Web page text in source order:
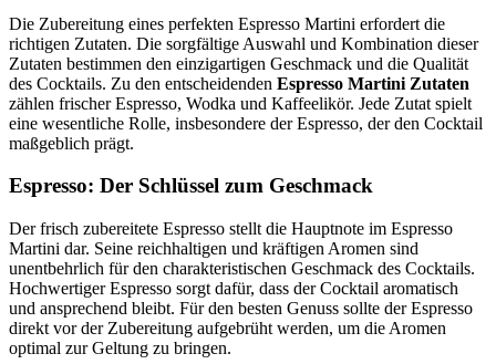
Die Zubereitung eines perfekten Espresso Martini erfordert die
richtigen Zutaten. Die sorgfältige Auswahl und Kombination dieser
Zutaten bestimmen den einzigartigen Geschmack und die Qualität
des Cocktails. Zu den entscheidenden Espresso Martini Zutaten
zählen frischer Espresso, Wodka und Kaffeelikör. Jede Zutat spielt
eine wesentliche Rolle, insbesondere der Espresso, der den Cocktail
maßgeblich prägt.
Espresso: Der Schlüssel zum Geschmack
Der frisch zubereitete Espresso stellt die Hauptnote im Espresso
Martini dar. Seine reichhaltigen und kräftigen Aromen sind
unentbehrlich für den charakteristischen Geschmack des Cocktails.
Hochwertiger Espresso sorgt dafür, dass der Cocktail aromatisch
und ansprechend bleibt. Für den besten Genuss sollte der Espresso
direkt vor der Zubereitung aufgebrüht werden, um die Aromen
optimal zur Geltung zu bringen.